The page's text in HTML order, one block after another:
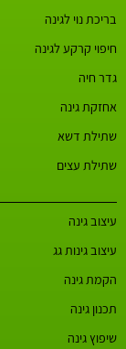
בריכת נוי לגינה
חיפוי קרקע לגינה
גדר חיה
אחזקת גינה
שתילת דשא
שתילת עצים
עיצוב גינה
עיצוב גינות גג
הקמת גינה
תכנון גינה
שיפוץ גינה